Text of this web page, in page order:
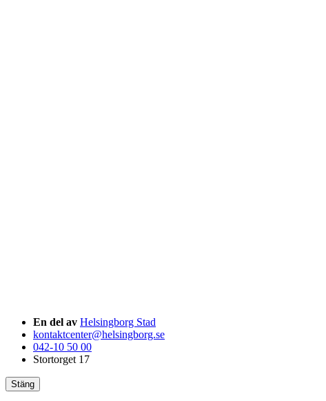
En del av Helsingborg Stad
kontaktcenter@helsingborg.se
042-10 50 00
Stortorget 17
Stäng